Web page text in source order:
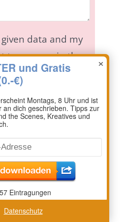
data and my
to a server in the
of spam
the
on
×
Datenschutz